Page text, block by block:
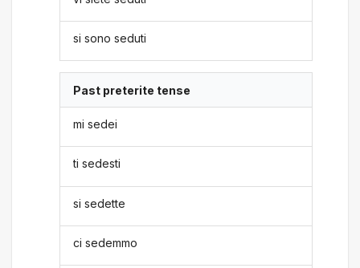
si sono seduti
Past preterite tense
mi sedei
ti sedesti
si sedette
ci sedemmo